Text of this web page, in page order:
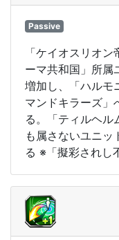
Passive
「ケイオスリオ
ーマ共和国」所属
増加し、「ハルモ
マンドキラーズ」
る。「ティルヘル
も属さないユニ
る ※「擬彩されし